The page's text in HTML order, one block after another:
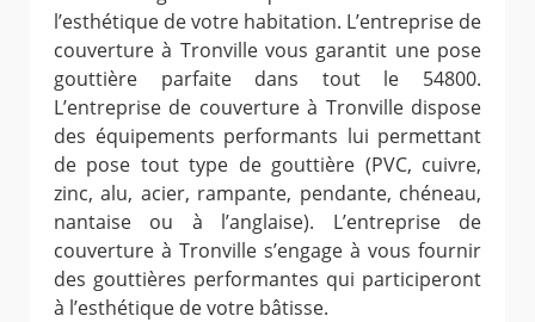
l’esthétique de votre habitation. L’entreprise de
couverture à Tronville vous garantit une pose
gouttière parfaite dans tout le 54800.
L’entreprise de couverture à Tronville dispose
des équipements performants lui permettant
de pose tout type de gouttière (PVC, cuivre,
zinc, alu, acier, rampante, pendante, chéneau,
nantaise ou à l’anglaise). L’entreprise de
couverture à Tronville s’engage à vous fournir
des gouttières performantes qui participeront
à l’esthétique de votre bâtisse.